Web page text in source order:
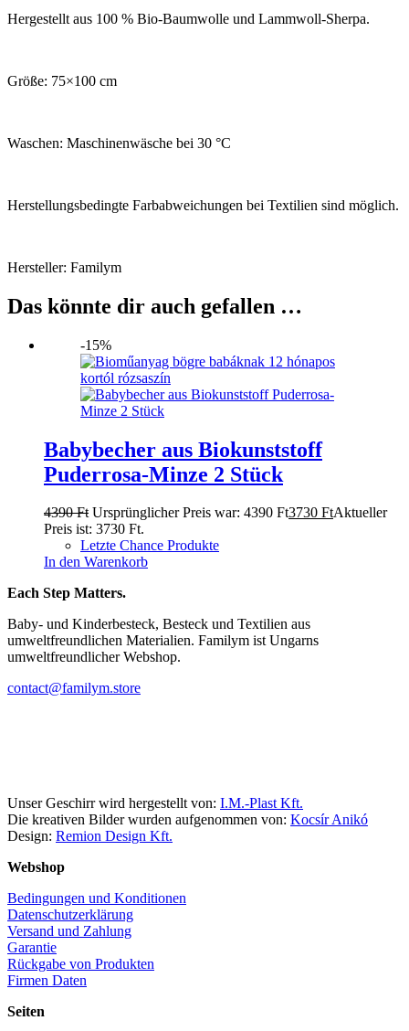
Hergestellt aus 100 % Bio-Baumwolle und Lammwoll-Sherpa.
Größe: 75×100 cm
Waschen: Maschinenwäsche bei 30 °C
Herstellungsbedingte Farbabweichungen bei Textilien sind möglich.
Hersteller: Familym
Das könnte dir auch gefallen …
-15%
Babybecher aus Biokunststoff
Puderrosa-Minze 2 Stück
4390Ft Ursprünglicher Preis war: 4390 Ft3730 FtAktueller
Preis ist: 3730 Ft.
Letzte Chance Produkte
In den Warenkorb
Each Step Matters.
Baby- und Kinderbesteck, Besteck und Textilien aus
umweltfreundlichen Materialien. Familym ist Ungarns
umweltfreundlicher Webshop.
contact@familym.store
Unser Geschirr wird hergestellt von: I.M.-Plast Kft.
Die kreativen Bilder wurden aufgenommen von: Kocsír Anikó
Design: Remion Design Kft.
Webshop
Bedingungen und Konditionen
Datenschutzerklärung
Versand und Zahlung
Garantie
Rückgabe von Produkten
Firmen Daten
Seiten